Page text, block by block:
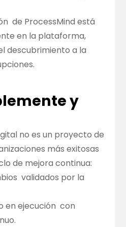
de ProcessMind está
en la plataforma,
descubrimiento a la
y
no es un proyecto de
más exitosas
de mejora continua:
validados por la
en ejecución con